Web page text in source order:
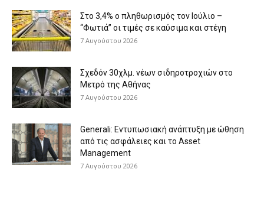
Στο 3,4% ο πληθωρισμός τον Ιούλιο –
“Φωτιά” οι τιμές σε καύσιμα και στέγη
7 Αυγούστου 2026
Σχεδόν 30χλμ. νέων σιδηροτροχιών στο
Μετρό της Αθήνας
7 Αυγούστου 2026
Generali: Eντυπωσιακή ανάπτυξη με ώθηση
από τις ασφάλειες και το Asset
Management
7 Αυγούστου 2026